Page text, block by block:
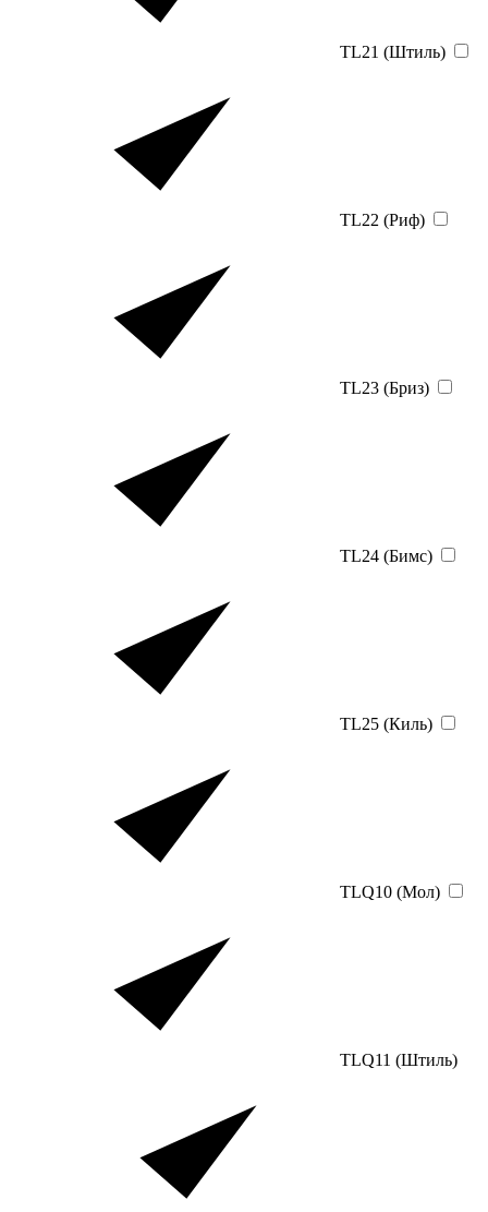
TL21 (Штиль)
TL22 (Риф)
TL23 (Бриз)
TL24 (Бимс)
TL25 (Киль)
TLQ10 (Мол)
TLQ11 (Штиль)